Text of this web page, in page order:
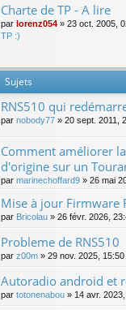
Charte de TP - A lire
par lorenz054 » 23 oct. 2005,
TP :)
Sujets
RNS510 qui
par nobody77 » 20 sept. 2011,
Comment améliorer
d'origine sur un
par marinechoffard9 » 26 mai
Mise à jour Firmware
par Bricolau » 26 févr. 2026,
Probleme de RNS510
par z00m » 29 nov. 2025, 15:50
Autoradio android et
par totonenabou » 14 avr.